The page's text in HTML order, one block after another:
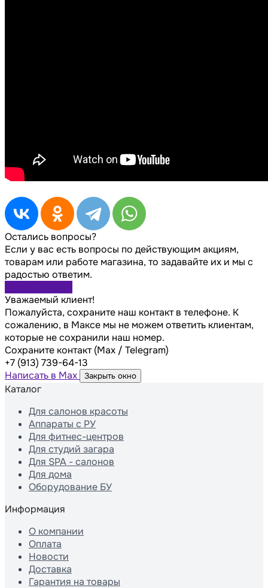
Остались вопросы?
Если у вас есть вопросы по действующим акциям,
товарам или работе магазина, то задавайте их и мы с
радостью ответим.
Уважаемый клиент!
Пожалуйста, сохраните наш контакт в телефоне. К
сожалению, в Максе мы не можем ответить клиентам,
которые не сохранили наш номер.
Сохраните контакт (Max / Telegram)
+7 (913) 739-64-13
Написать в Max
Закрыть окно
Каталог
Для салонов красоты
Аппараты с РУ
Для фитнес-центров
Для студий загара
Для SPA - салонов
Для дома
Оборудование БУ
Информация
О компании
Оплата
Новости
Доставка
Гарантия на товары